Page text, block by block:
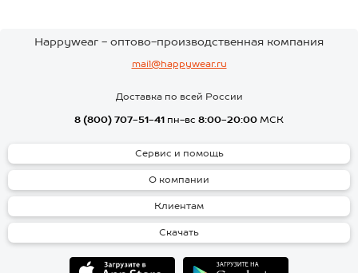
Happywear - оптово-производственная компания
mail@happywear.ru
Доставка по всей России
8 (800) 707-51-41 пн-вс 8:00-20:00 МСК
Сервис и помощь
О компании
Клиентам
Скачать